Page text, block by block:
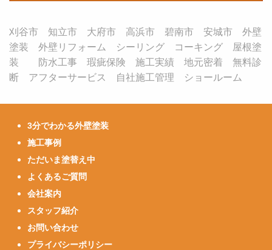
刈谷市 知立市 大府市 高浜市 碧南市 安城市 外壁
塗装 外壁リフォーム シーリング コーキング 屋根塗
装 防水工事 瑕疵保険 施工実績 地元密着 無料診
断 アフターサービス 自社施工管理 ショールーム
3分でわかる外壁塗装
施工事例
ただいま塗替え中
よくあるご質問
会社案内
スタッフ紹介
お問い合わせ
プライバシーポリシー